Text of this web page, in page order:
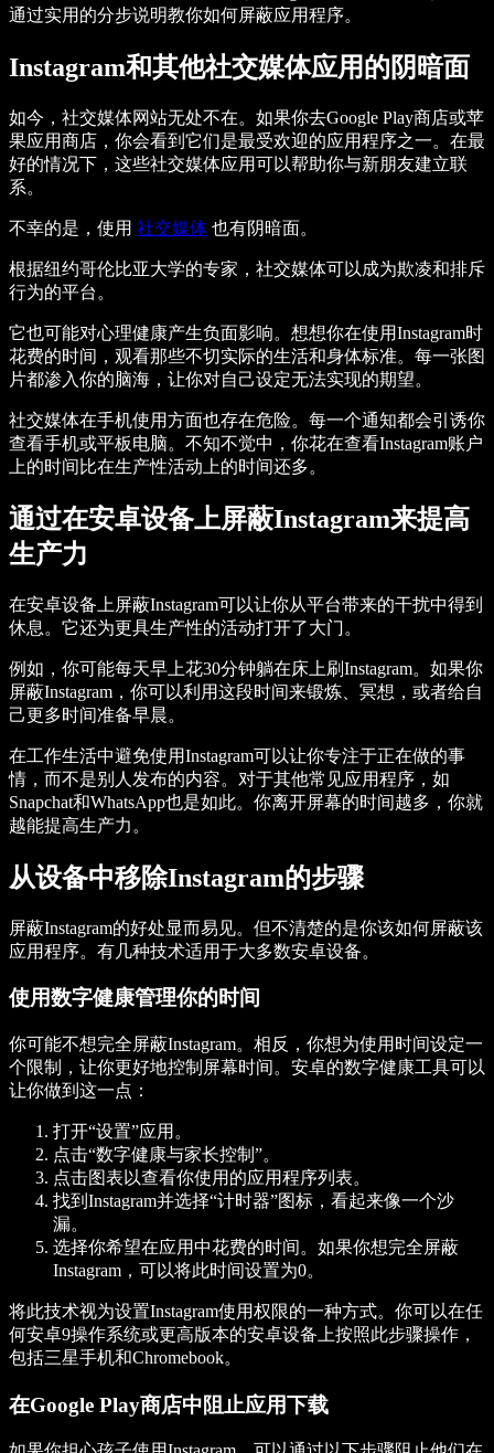
通过实用的分步说明教你如何屏蔽应用程序。
Instagram和其他社交媒体应用的阴暗面
如今，社交媒体网站无处不在。如果你去Google Play商店或苹
果应用商店，你会看到它们是最受欢迎的应用程序之一。在最
好的情况下，这些社交媒体应用可以帮助你与新朋友建立联
系。
不幸的是，使用 社交媒体 也有阴暗面。
根据纽约哥伦比亚大学的专家，社交媒体可以成为欺凌和排斥
行为的平台。
它也可能对心理健康产生负面影响。想想你在使用Instagram时
花费的时间，观看那些不切实际的生活和身体标准。每一张图
片都渗入你的脑海，让你对自己设定无法实现的期望。
社交媒体在手机使用方面也存在危险。每一个通知都会引诱你
查看手机或平板电脑。不知不觉中，你花在查看Instagram账户
上的时间比在生产性活动上的时间还多。
通过在安卓设备上屏蔽Instagram来提高
生产力
在安卓设备上屏蔽Instagram可以让你从平台带来的干扰中得到
休息。它还为更具生产性的活动打开了大门。
例如，你可能每天早上花30分钟躺在床上刷Instagram。如果你
屏蔽Instagram，你可以利用这段时间来锻炼、冥想，或者给自
己更多时间准备早晨。
在工作生活中避免使用Instagram可以让你专注于正在做的事
情，而不是别人发布的内容。对于其他常见应用程序，如
Snapchat和WhatsApp也是如此。你离开屏幕的时间越多，你就
越能提高生产力。
从设备中移除Instagram的步骤
屏蔽Instagram的好处显而易见。但不清楚的是你该如何屏蔽该
应用程序。有几种技术适用于大多数安卓设备。
使用数字健康管理你的时间
你可能不想完全屏蔽Instagram。相反，你想为使用时间设定一
个限制，让你更好地控制屏幕时间。安卓的数字健康工具可以
让你做到这一点：
打开“设置”应用。
点击“数字健康与家长控制”。
点击图表以查看你使用的应用程序列表。
找到Instagram并选择“计时器”图标，看起来像一个沙
漏。
选择你希望在应用中花费的时间。如果你想完全屏蔽
Instagram，可以将此时间设置为0。
将此技术视为设置Instagram使用权限的一种方式。你可以在任
何安卓9操作系统或更高版本的安卓设备上按照此步骤操作，
包括三星手机和Chromebook。
在Google Play商店中阻止应用下载